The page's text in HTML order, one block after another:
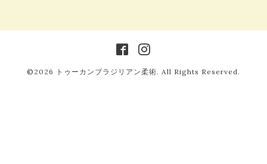
©2026 トゥーカンブラジリアン柔術. All Rights Reserved.